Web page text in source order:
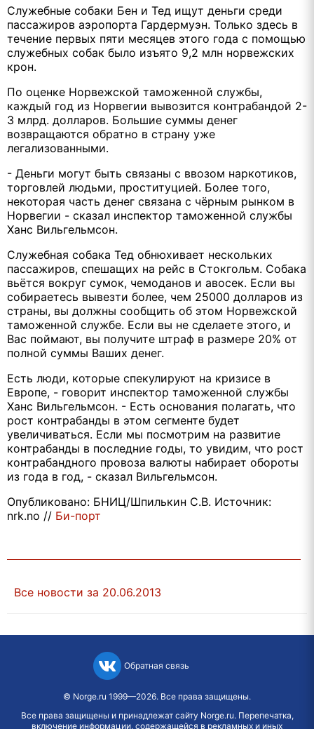
Служебные собаки Бен и Тед ищут деньги среди
пассажиров аэропорта Гардермуэн. Только здесь в
течение первых пяти месяцев этого года с помощью
служебных собак было изъято 9,2 млн норвежских
крон.
По оценке Норвежской таможенной службы,
каждый год из Норвегии вывозится контрабандой 2-
3 млрд. долларов. Большие суммы денег
возвращаются обратно в страну уже
легализованными.
- Деньги могут быть связаны с ввозом наркотиков,
торговлей людьми, проституцией. Более того,
некоторая часть денег связана с чёрным рынком в
Норвегии - сказал инспектор таможенной службы
Ханс Вильгельмсон.
Служебная собака Тед обнюхивает нескольких
пассажиров, спешащих на рейс в Стокгольм. Собака
вьётся вокруг сумок, чемоданов и авосек. Если вы
собираетесь вывезти более, чем 25000 долларов из
страны, вы должны сообщить об этом Норвежской
таможенной службе. Если вы не сделаете этого, и
Вас поймают, вы получите штраф в размере 20% от
полной суммы Ваших денег.
Есть люди, которые спекулируют на кризисе в
Европе, - говорит инспектор таможенной службы
Ханс Вильгельмсон. - Есть основания полагать, что
рост контрабанды в этом сегменте будет
увеличиваться. Если мы посмотрим на развитие
контрабанды в последние годы, то увидим, что рост
контрабандного провоза валюты набирает обороты
из года в год, - сказал Вильгельмсон.
Опубликовано: БНИЦ/Шпилькин С.В. Источник:
nrk.no // Би-порт
Все новости за 20.06.2013
Обратная связь
© Norge.ru 1999—2026. Все права защищены.
Все права защищены и принадлежат сайту Norge.ru. Перепечатка,
включение информации, содержащейся в рекламных и иных